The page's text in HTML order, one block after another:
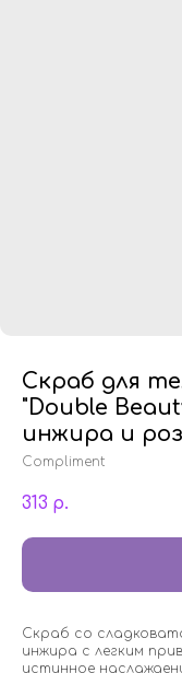
Скраб для
"Double
инжира и
Compliment
313 р.
Скраб со
инжира с легким
истинное